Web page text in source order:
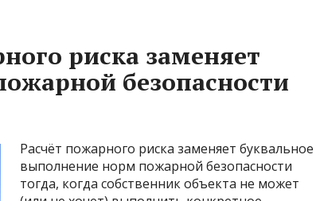
риска заменяет
безопасности
Расчёт пожарного риска заменяет буквальное
выполнение норм пожарной безопасности
тогда, когда собственник объекта не может